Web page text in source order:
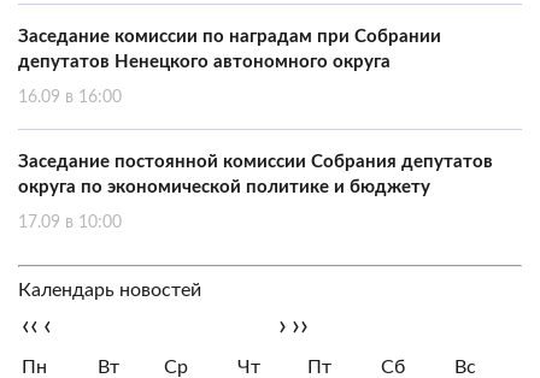
Заседание комиссии по наградам при Собрании
депутатов Ненецкого автономного округа
16.09 в 16:00
Заседание постоянной комиссии Собрания депутатов
округа по экономической политике и бюджету
17.09 в 10:00
Календарь новостей
‹‹ ‹ › ››
Пн Вт Ср Чт Пт Сб Вс